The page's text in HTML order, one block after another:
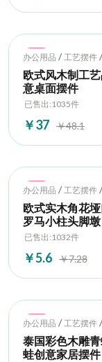
Hot
办公用品 / 工艺摆件 /
欧式风木制工
意桌面摆件
已售出:1035件
￥37 ￥48.1
Hot
办公用品 / 工艺摆件 /
欧式实木角花
罗马小柱头脚墩
已售出:1032件
￥5.6 ￥7.28
Hot
办公用品 / 工艺摆件 /
泰国彩色木雕
蛙创意家居摆件